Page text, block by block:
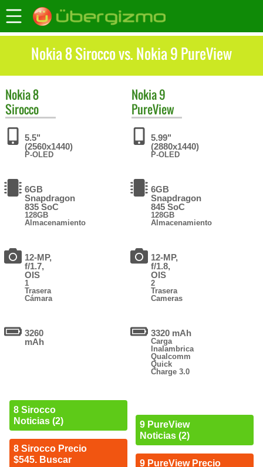
Nokia 8 Sirocco vs. Nokia 9 PureView
Nokia8
Sirocco
5.5"
(2560x1440)
P-OLED
6GB
Snapdragon
835 SoC
128GB
Almacenamiento
12-MP,
f/1.7,
OIS
1
Trasera
Cámara
3260
mAh
8 Sirocco
Noticias (2)
8 Sirocco Precio
$545. Buscar
Nokia9
PureView
5.99"
(2880x1440)
P-OLED
6GB
Snapdragon
845 SoC
128GB
Almacenamiento
12-MP,
f/1.8,
OIS
2
Trasera
Cameras
3320 mAh
Carga
Inalambrica
Qualcomm
Quick
Charge 3.0
9 PureView
Noticias (2)
9 PureView Precio